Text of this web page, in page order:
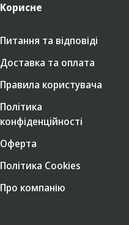
Корисне
Питання та відповіді
Доставка та оплата
Правила користувача
Політика
конфіденційності
Оферта
Політика Cookies
Про компанію